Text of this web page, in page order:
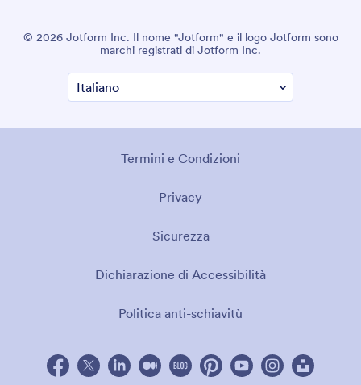
© 2026 Jotform Inc. Il nome "Jotform" e il logo Jotform sono
marchi registrati di Jotform Inc.
Termini e Condizioni
Privacy
Sicurezza
Dichiarazione di Accessibilità
Politica anti-schiavitù